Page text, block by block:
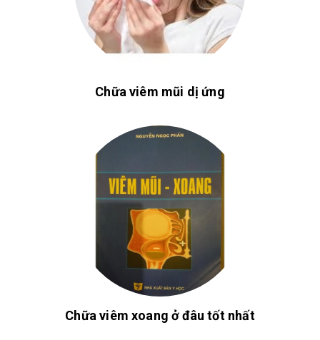
Chữa viêm mũi dị ứng
Chữa viêm xoang ở đâu tốt nhất